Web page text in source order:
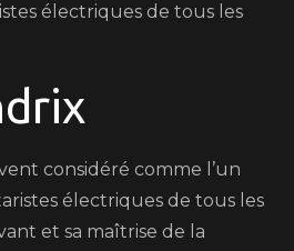
électriques de tous les
considéré comme l’un
électriques de tous les
et sa maîtrise de la